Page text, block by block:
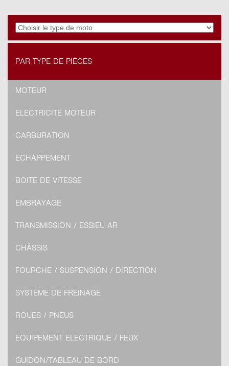
PAR TYPE DE PIÈCES
MOTEUR
ELECTRICITÉ MOTEUR
CARBURATION
ECHAPPEMENT
BOITE DE VITESSE
EMBRAYAGE
TRANSMISSION / ESSIEU AR
CHÂSSIS
FOURCHE / SUSPENSION / DIRECTION
SYSTÈME DE FREINAGE
ROUES / PNEUS
EQUIPEMENT ELECTRIQUE / FEUX
GUIDON/TABLEAU DE BORD